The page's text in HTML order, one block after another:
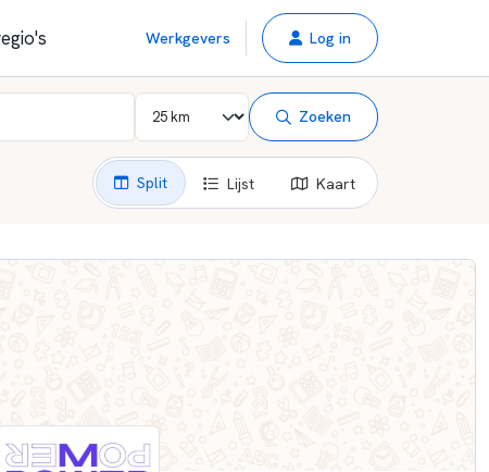
Werkgevers Log in
Zoeken
Split Lijst Kaart